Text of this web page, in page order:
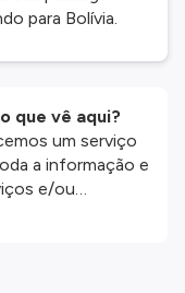
para Bolívia.
que vê aqui?
um serviço
a informação e
e/ou
website são